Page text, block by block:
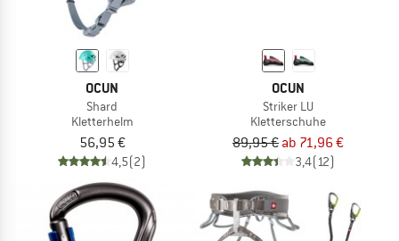
OCUN
Shard
Kletterhelm
56,95 €
4,5(2)
OCUN
Striker LU
Kletterschuhe
89,95 € ab 71,96 €
3,4(12)